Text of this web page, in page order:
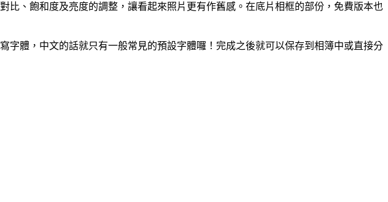
、飽和度及亮度的調整，讓看起來照片更有作舊感。在底片相框的部份，免費版本也
體，中文的話就只有一般常見的預設字體囉！完成之後就可以保存到相簿中或直接分